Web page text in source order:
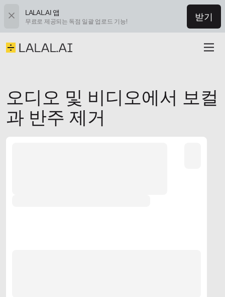
LALAL.AI 앱
무료로 제공되는 독점 일괄 업로드 기능! 받기
오디오 및 비디오에서 보컬
과 반주 제거